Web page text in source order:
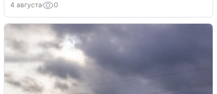
4 августа 0